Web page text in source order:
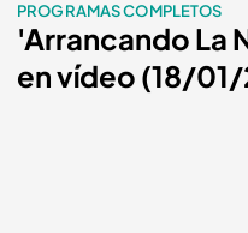
PROGRAMAS COMPLETOS
'Arrancando La
en vídeo (18/